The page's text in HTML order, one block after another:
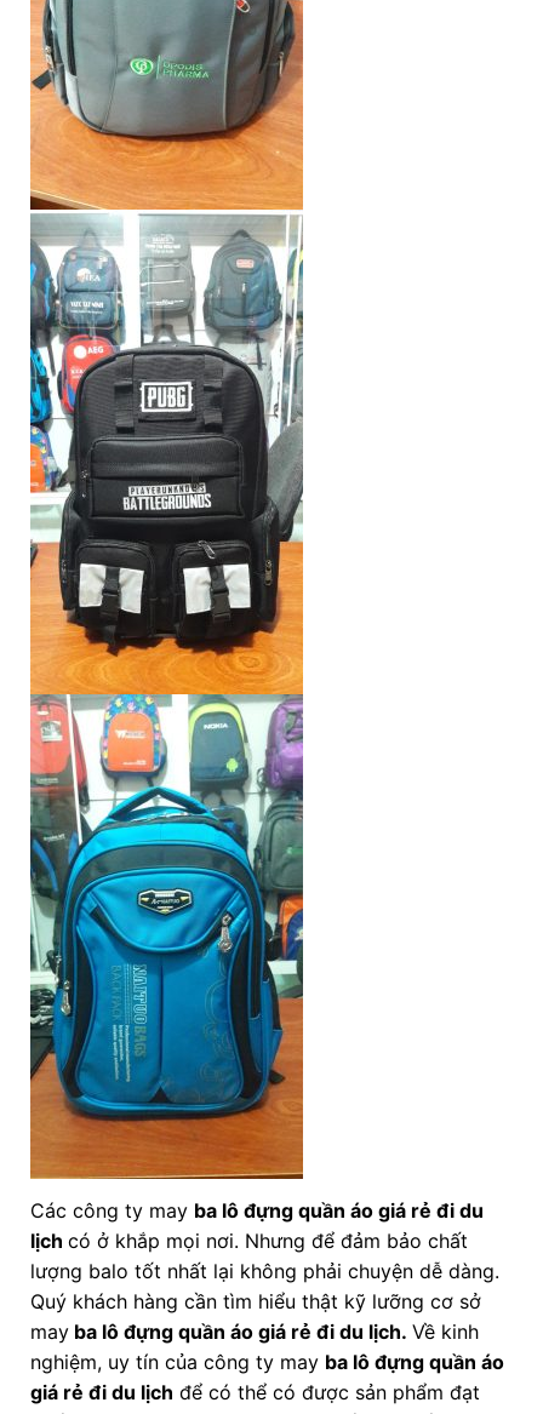
Các công ty may ba lô đựng quần áo giá rẻ đi du
lịch có ở khắp mọi nơi. Nhưng để đảm bảo chất
lượng balo tốt nhất lại không phải chuyện dễ dàng.
Quý khách hàng cần tìm hiểu thật kỹ lưỡng cơ sở
mayba lô đựng quần áo giá rẻ đi du lịch. Về kinh
nghiệm, uy tín của công ty may ba lô đựng quần áo
giá rẻ đi du lịch để có thể có được sản phẩm đạt